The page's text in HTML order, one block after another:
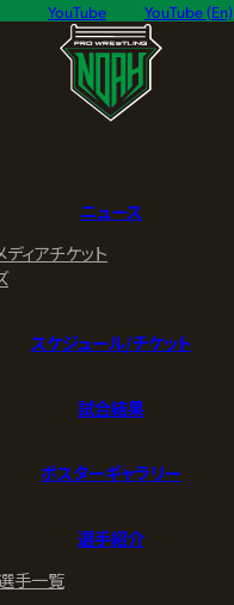
YouTube YouTube (En)
ニュース
ディアチケット
スケジュール/チケット
試合結果
ポスターギャラリー
選手紹介
手一覧